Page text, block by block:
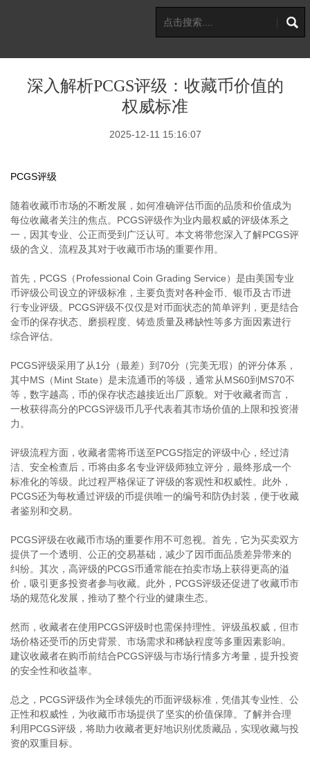
深入解析PCGS评级：收藏币价值的
权威标准
2025-12-11 15:16:07
PCGS评级
随着收藏币市场的不断发展，如何准确评估币面的品质和价值成为
每位收藏者关注的焦点。PCGS评级作为业内最权威的评级体系之
一，因其专业、公正而受到广泛认可。本文将带您深入了解PCGS评
级的含义、流程及其对于收藏币市场的重要作用。
首先，PCGS（Professional Coin Grading Service）是由美国专业
币评级公司设立的评级标准，主要负责对各种金币、银币及古币进
行专业评级。PCGS评级不仅仅是对币面状态的简单评判，更是结合
金币的保存状态、磨损程度、铸造质量及稀缺性等多方面因素进行
综合评估。
PCGS评级采用了从1分（最差）到70分（完美无瑕）的评分体系，
其中MS（Mint State）是未流通币的等级，通常从MS60到MS70不
等，数字越高，币的保存状态越接近出厂原貌。对于收藏者而言，
一枚获得高分的PCGS评级币几乎代表着其市场价值的上限和投资潜
力。
评级流程方面，收藏者需将币送至PCGS指定的评级中心，经过清
洁、安全检查后，币将由多名专业评级师独立评分，最终形成一个
标准化的等级。此过程严格保证了评级的客观性和权威性。此外，
PCGS还为每枚通过评级的币提供唯一的编号和防伪封装，便于收藏
者鉴别和交易。
PCGS评级在收藏币市场的重要作用不可忽视。首先，它为买卖双方
提供了一个透明、公正的交易基础，减少了因币面品质差异带来的
纠纷。其次，高评级的PCGS币通常能在拍卖市场上获得更高的溢
价，吸引更多投资者参与收藏。此外，PCGS评级还促进了收藏币市
场的规范化发展，推动了整个行业的健康生态。
然而，收藏者在使用PCGS评级时也需保持理性。评级虽权威，但市
场价格还受币的历史背景、市场需求和稀缺程度等多重因素影响。
建议收藏者在购币前结合PCGS评级与市场行情多方考量，提升投资
的安全性和收益率。
总之，PCGS评级作为全球领先的币面评级标准，凭借其专业性、公
正性和权威性，为收藏币市场提供了坚实的价值保障。了解并合理
利用PCGS评级，将助力收藏者更好地识别优质藏品，实现收藏与投
资的双重目标。